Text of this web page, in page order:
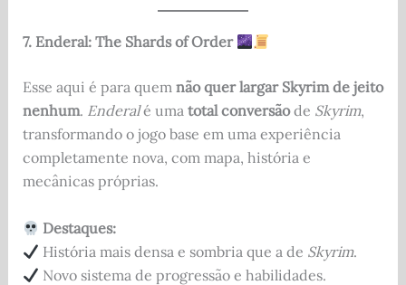
7. Enderal: The Shards of Order
Esse aqui é para quem não quer largar Skyrim de jeito
nenhum. Enderalé uma total conversãode Skyrim,
transformando o jogo base em uma experiência
completamente nova, com mapa, história e
mecânicas próprias.
Destaques:
História mais densa e sombria que a de Skyrim.
Novo sistema de progressão e habilidades.